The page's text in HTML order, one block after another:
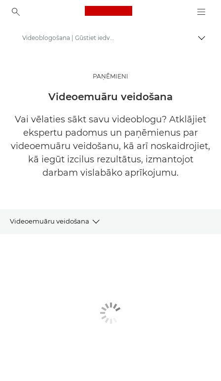
Canon Logo, back to
Gūstiet iedvesmu | Fotografēšanas un drukāšanas padomi, kā arī ceļveži pircējiem
Padomi un paņēmieni fotografēšanai un drukāšanai
Videoblogošana | Gūstiet iedvesmu
PAŅĒMIENI
Videoemuāru veidošana
Vai vēlaties sākt savu videoblogu? Atklājiet
ekspertu padomus un paņēmienus par
videoemuāru veidošanu, kā arī noskaidrojiet,
kā iegūt izcilus rezultātus, izmantojot
darbam vislabāko aprīkojumu.
Videoemuāru veidošana